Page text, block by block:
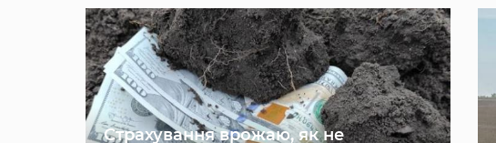
Страхування врожаю, як не